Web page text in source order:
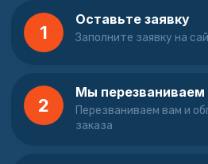
1
Оставьте заявку
Заполните заявку на
2
Мы перезваниваем
Перезваниваем вам и
заказа